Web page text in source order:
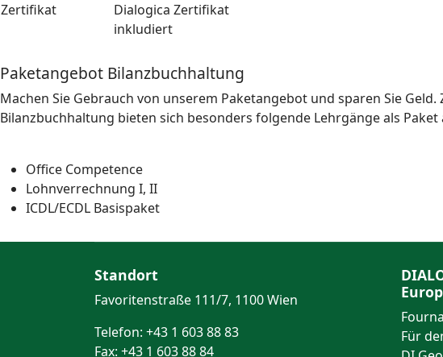
Zertifikat
Dialogica Zertifikat
inkludiert
Paketangebot Bilanzbuchhaltung
Machen Sie Gebrauch von unserem Paketangebot und sparen Sie Geld.
Bilanzbuchhaltung bieten sich besonders folgende Lehrgänge als Paket
Office Competence
Lohnverrechnung I, II
ICDL/ECDL Basispaket
Standort
Favoritenstraße 111/7, 1100 Wien
Telefon: +43 1 603 88 83
Fax: +43 1 603 88 84
Für